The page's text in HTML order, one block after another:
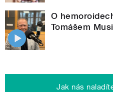
O
Tomášem
Jak nás